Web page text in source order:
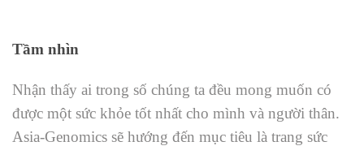
Tầm nhìn
Nhận thấy ai trong số chúng ta đều mong muốn có
được một sức khỏe tốt nhất cho mình và người thân.
Asia-Genomics sẽ hướng đến mục tiêu là trang sức